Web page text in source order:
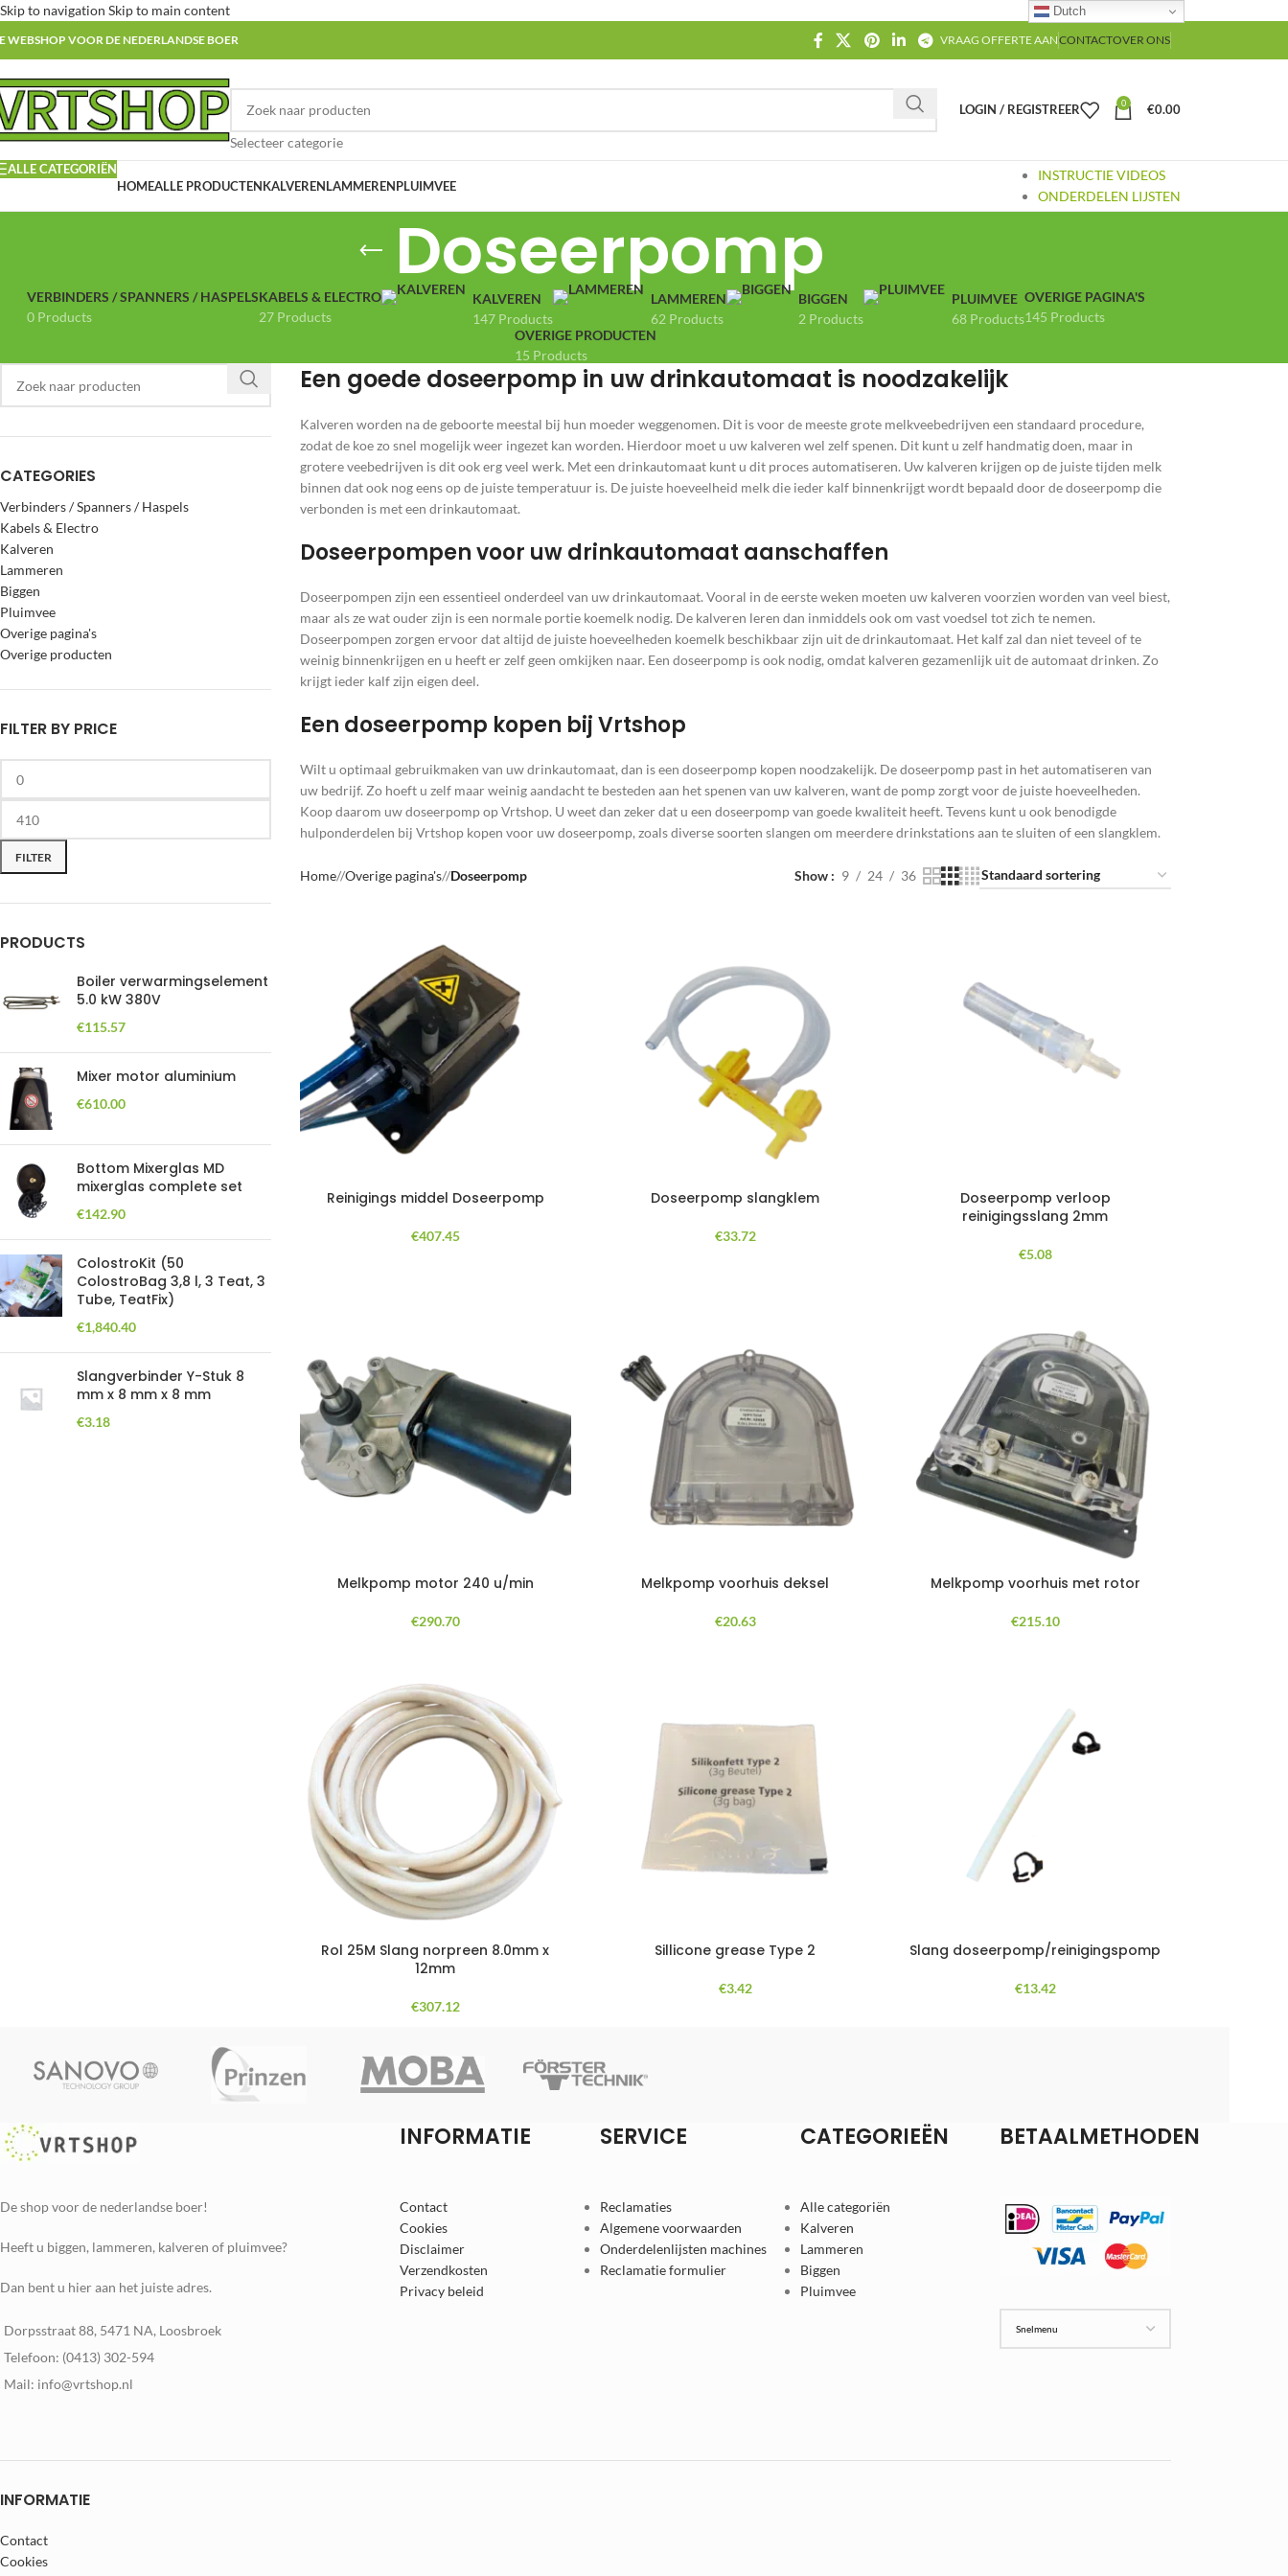
Skip to navigation Skip to main content
WEBSHOP VOOR DE NEDERLANDSE BOER VRAAG OFFERTE AANCONTACTOVER ONS
Selecteer categorie
LOGIN / REGISTREER 0 €0.00
ALLE CATEGORIËN
HOMEALLE PRODUCTENKALVERENLAMMERENPLUIMVEE
INSTRUCTIE VIDEOS
ONDERDELEN LIJSTEN
Doseerpomp
VERBINDERS / SPANNERS / HASPELS
0 Products
KABELS & ELECTRO
27 Products
KALVEREN
147 Products
LAMMEREN
62 Products
BIGGEN
2 Products
PLUIMVEE
68 Products
OVERIGE PAGINA'S
145 Products
OVERIGE PRODUCTEN
15 Products
CATEGORIES
Verbinders / Spanners / Haspels
Kabels & Electro
Kalveren
Lammeren
Biggen
Pluimvee
Overige pagina's
Overige producten
FILTER BY PRICE
FILTER
PRODUCTS
Boiler verwarmingselement
5.0 kW 380V
€115.57
Mixer motor aluminium
€610.00
Bottom Mixerglas MD
mixerglas complete set
€142.90
ColostroKit (50
ColostroBag 3,8 l, 3 Teat, 3
Tube, TeatFix)
€1,840.40
Slangverbinder Y-Stuk 8
mm x 8 mm x 8 mm
€3.18
Een goede doseerpomp in uw drinkautomaat is noodzakelijk
Kalveren worden na de geboorte meestal bij hun moeder weggenomen. Dit is voor de meeste grote melkveebedrijven een standaard procedure,
zodat de koe zo snel mogelijk weer ingezet kan worden. Hierdoor moet u uw kalveren wel zelf spenen. Dit kunt u zelf handmatig doen, maar in
grotere veebedrijven is dit ook erg veel werk. Met een drinkautomaat kunt u dit proces automatiseren. Uw kalveren krijgen op de juiste tijden melk
binnen dat ook nog eens op de juiste temperatuur is. De juiste hoeveelheid melk die ieder kalf binnenkrijgt wordt bepaald door de doseerpomp die
verbonden is met een drinkautomaat.
Doseerpompen voor uw drinkautomaat aanschaffen
Doseerpompen zijn een essentieel onderdeel van uw drinkautomaat. Vooral in de eerste weken moeten uw kalveren voorzien worden van veel biest,
maar als ze wat ouder zijn is een normale portie koemelk nodig. De kalveren leren dan inmiddels ook om vast voedsel tot zich te nemen.
Doseerpompen zorgen ervoor dat altijd de juiste hoeveelheden koemelk beschikbaar zijn uit de drinkautomaat. Het kalf zal dan niet teveel of te
weinig binnenkrijgen en u heeft er zelf geen omkijken naar. Een doseerpomp is ook nodig, omdat kalveren gezamenlijk uit de automaat drinken. Zo
krijgt ieder kalf zijn eigen deel.
Een doseerpomp kopen bij Vrtshop
Wilt u optimaal gebruikmaken van uw drinkautomaat, dan is een doseerpomp kopen noodzakelijk. De doseerpomp past in het automatiseren van
uw bedrijf. Zo hoeft u zelf maar weinig aandacht te besteden aan het spenen van uw kalveren, want de pomp zorgt voor de juiste hoeveelheden.
Koop daarom uw doseerpomp op Vrtshop. U weet dan zeker dat u een doseerpomp van goede kwaliteit heeft. Tevens kunt u ook benodigde
hulponderdelen bij Vrtshop kopen voor uw doseerpomp, zoals diverse soorten slangen om meerdere drinkstations aan te sluiten of een slangklem.
Home/ Overige pagina's/ Doseerpomp Show 9 24 36
Reinigings middel Doseerpomp
€407.45
Doseerpomp slangklem
€33.72
Doseerpomp verloop
reinigingsslang 2mm
€5.08
Melkpomp motor 240 u/min
€290.70
Melkpomp voorhuis deksel
€20.63
Melkpomp voorhuis met rotor
€215.10
Rol 25M Slang norpreen 8.0mm x
12mm
€307.12
Sillicone grease Type 2
€3.42
Slang doseerpomp/reinigingspomp
€13.42
INFORMATIE SERVICE CATEGORIEËN BETAALMETHODEN
De shop voor de nederlandse boer!
Heeft u biggen, lammeren, kalveren of pluimvee?
Dan bent u hier aan het juiste adres.
Dorpsstraat 88, 5471 NA, Loosbroek
Telefoon: (0413) 302-594
Mail: info@vrtshop.nl
Contact
Cookies
Disclaimer
Verzendkosten
Privacy beleid
Reclamaties
Algemene voorwaarden
Onderdelenlijsten machines
Reclamatie formulier
Alle categoriën
Kalveren
Lammeren
Biggen
Pluimvee
INFORMATIE
Contact
Cookies
Dutch